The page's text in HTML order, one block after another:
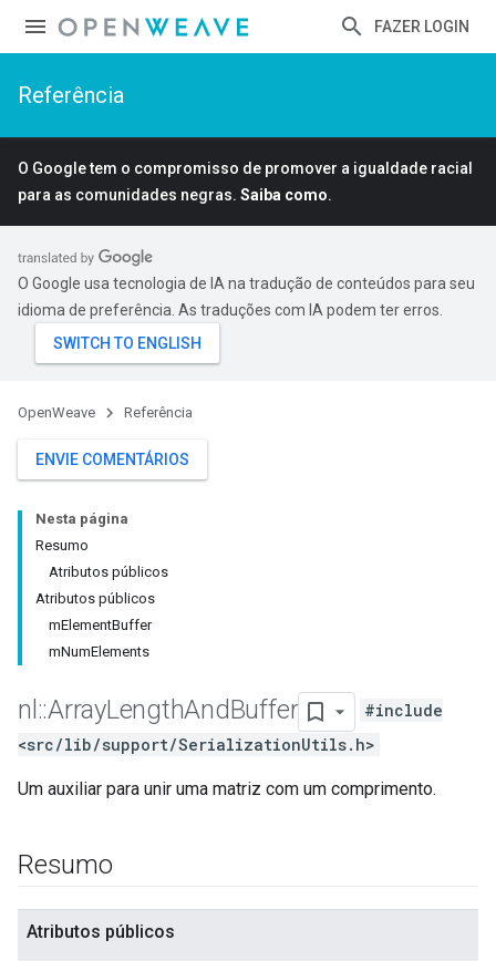
FAZER LOGIN
Referência
O Google tem o compromisso de promover a igualdade racial
para as comunidades negras. Saiba como.
O Google usa tecnologia de IA na tradução de conteúdos para seu
idioma de preferência. As traduções com IA podem ter erros.
OpenWeave Referência
ENVIE COMENTÁRIOS
Nesta página
Resumo
Atributos públicos
Atributos públicos
mElementBuffer
mNumElements
nl ::ArrayLengthAndBuffer
#include
<src/lib/support/SerializationUtils.h>
Um auxiliar para unir uma matriz com um comprimento.
Resumo
Atributos públicos